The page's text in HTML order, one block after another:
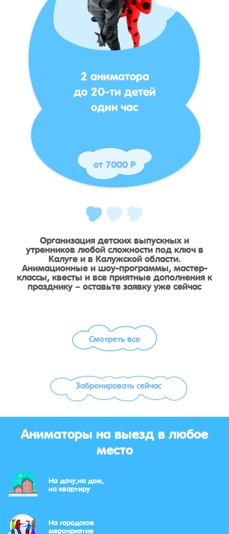
2 аниматора
до 20-ти детей
один час
от 7000 Р
Организация детских выпускных и
утренников любой сложности под ключ в
Калуге и в Калужской области.
Анимационные и шоу-программы, мастер-
классы, квесты и все приятные дополнения к
празднику – оставьте заявку уже сейчас
Смотреть все
Забронировать сейчас
Аниматоры на выезд в любое
место
На дачу,на дом,
на квартиру
На городское
мероприятие